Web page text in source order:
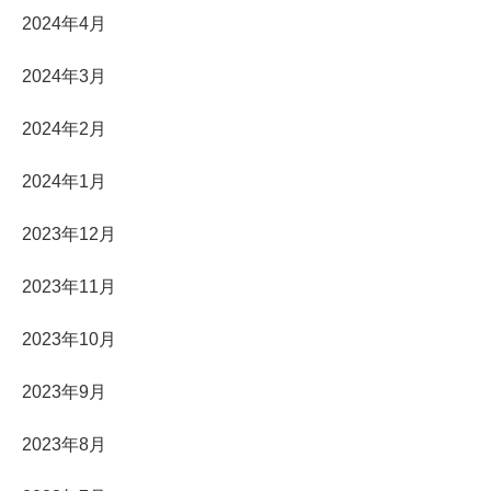
2024年4月
2024年3月
2024年2月
2024年1月
2023年12月
2023年11月
2023年10月
2023年9月
2023年8月